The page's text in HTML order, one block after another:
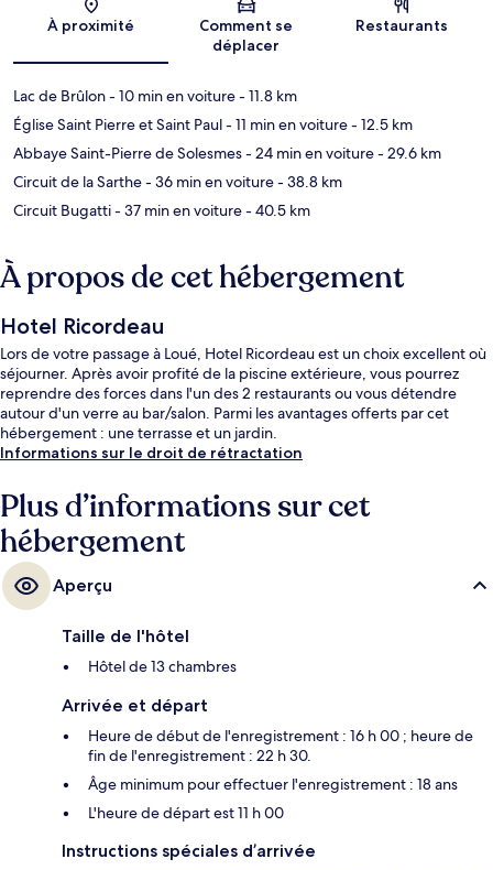
Carte
À proximité
Comment se
déplacer
Restaurants
Lac de Brûlon- 10 min en voiture- 11.8 km
Église Saint Pierre et Saint Paul- 11 min en voiture- 12.5 km
Abbaye Saint-Pierre de Solesmes- 24 min en voiture- 29.6 km
Circuit de la Sarthe- 36 min en voiture- 38.8 km
Circuit Bugatti- 37 min en voiture- 40.5 km
À propos de cet hébergement
Hotel Ricordeau
Lors de votre passage à Loué, Hotel Ricordeau est un choix excellent où
séjourner. Après avoir profité de la piscine extérieure, vous pourrez
reprendre des forces dans l'un des 2 restaurants ou vous détendre
autour d'un verre au bar/salon. Parmi les avantages offerts par cet
hébergement : une terrasse et un jardin.
Informations sur le droit de rétractation
Plus d’informations sur cet
hébergement
Aperçu
Taille de l'hôtel
Hôtel de 13 chambres
Arrivée et départ
Heure de début de l'enregistrement : 16 h 00 ; heure de
fin de l'enregistrement : 22 h 30.
Âge minimum pour effectuer l'enregistrement : 18 ans
L'heure de départ est 11 h 00
Instructions spéciales d’arrivée